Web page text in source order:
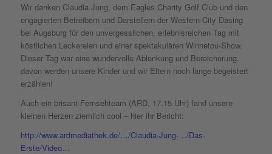
Wir danken Claudia Jung , dem Eagles Charity Golf Club und den
engagierten Betreibern und Darstellern der Western-City Dasing
bei Augsburg für den unvergesslichen, erlebnisreichen Tag mit
köstlichen Leckereien und einer spektakulären Winnetou-Show.
Dieser Tag war eine wundervolle Ablenkung und Bereicherung,
davon werden unsere Kinder und wir Eltern noch lange begeistert
erzählen!
Auch ein brisant-Fernsehteam (ARD, 17.15 Uhr) fand unsere
kleinen Herzen ziemlich cool – hier ihr Bericht:
http://www.ardmediathek.de/…/Claudia-Jung-…/Das-
Erste/Video…